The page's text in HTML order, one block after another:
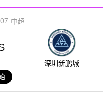
中超
深圳新鹏城